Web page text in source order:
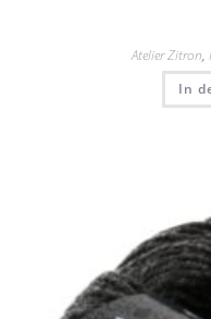
Atelier Zitron,
In